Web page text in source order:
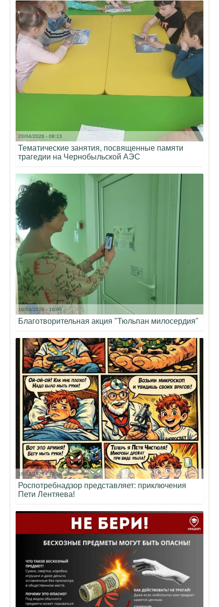
20/04/2026 - 08:13
Тематические занятия, посвященные памяти
трагедии на Чернобыльской АЭС
19/03/2026 - 16:06
Благотворительная акция "Тюльпан милосердия"
18/03/2026 - 13:28
Роспотребнадзор представляет: приключения
Пети Лентяева!